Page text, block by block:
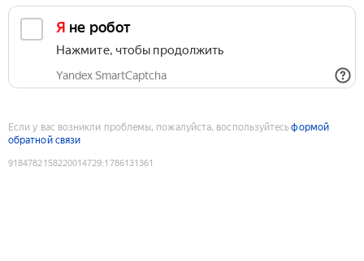
Я не робот
Нажмите, чтобы продолжить
Yandex SmartCaptcha
Если у вас возникли проблемы, пожалуйста, воспользуйтесьформой
обратной связи
9184782158220014729:1786131361